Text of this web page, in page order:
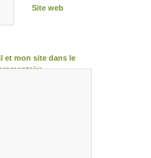
Site web
et mon site dans le